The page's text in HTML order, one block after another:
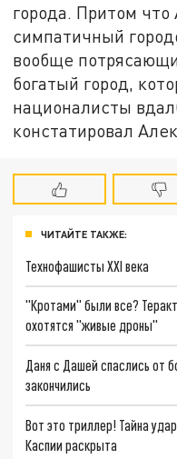
города. Притом
симпатичный
вообще
богатый город,
националисты
констатировал
ЧИТАЙТЕ ТАКЖЕ:
Технофашисты XXI века
"Кротами" были все?
охотятся "живые дроны"
Даня с Дашей спаслись от
закончились
Вот это триллер! Тайна
Каспии раскрыта